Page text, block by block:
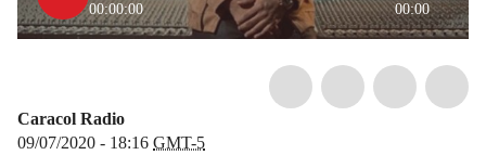
00:00:00 00:00
Caracol Radio
09/07/2020 - 18:16 GMT-5